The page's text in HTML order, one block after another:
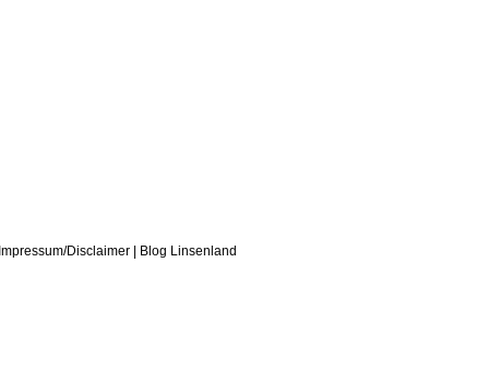
Impressum/Disclaimer
Blog Linsenland